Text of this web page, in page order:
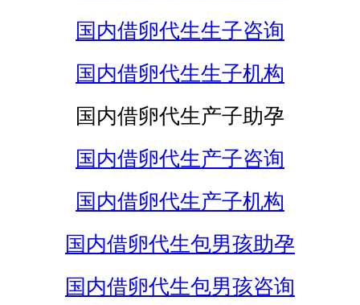
国内借卵代生生子咨询
国内借卵代生生子机构
国内借卵代生产子助孕
国内借卵代生产子咨询
国内借卵代生产子机构
国内借卵代生包男孩助孕
国内借卵代生包男孩咨询